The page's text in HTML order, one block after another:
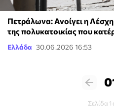
Πετράλωνα: Ανοίγει η Λέσχη
της πολυκατοικίας που
Ελλάδα 30.06.2026 16:53
Σελίδα